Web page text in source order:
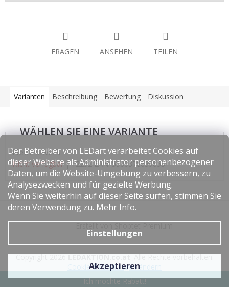
Der Betreiber von LEDart verarbeitet Cookies auf
dieser Website als Administrator personenbezogener
Daten, um die Website-Umgebung zu verbessern, zu
Analysezwecken und für gezielte Werbung.
Wenn Sie weiterhin auf dieser Seite surfen, stimmen Sie
deren Verwendung zu. Mehr Info.
Einstellungen
Akzeptieren
FRAGEN ANSEHEN TEILEN
Varianten Beschreibung Bewertung Diskussion
Neutralweiß
Nicht verfügbar | 12252EAN: 5900378659853
l
Copyright 2026LEDAKTION.co.at. Alle Rechte vorbehalten.
Cookie-Einstellungen ändern
Ich möchte Rabatt!